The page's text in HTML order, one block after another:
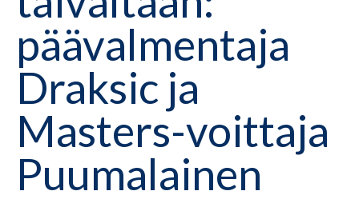
päävalmentaja
Draksic ja
Masters-voittaja
Puumalainen